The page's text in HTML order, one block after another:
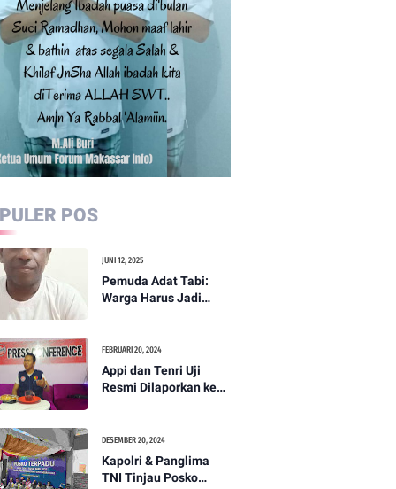
POS
JUNI 12, 2025
Pemuda Adat Tabi:
Warga Harus Jadi
FEBRUARI 20, 2024
Appi dan Tenri Uji
Resmi Dilaporkan ke
DESEMBER 20, 2024
Kapolri & Panglima
TNI Tinjau Posko